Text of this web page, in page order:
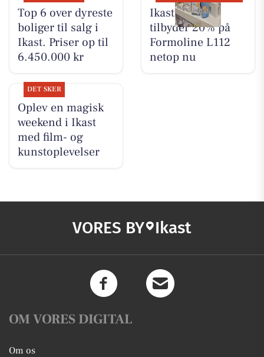
Top 6 over dyreste
boliger til salg i
Ikast. Priser op til
6.450.000 kr
Ikast Apotek
tilbyder 20% på
Formoline L112
netop nu
DET SKER
Oplev en magisk
weekend i Ikast
med film- og
kunstoplevelser
VORES BY Ikast
OM VORES DIGITAL
Om os